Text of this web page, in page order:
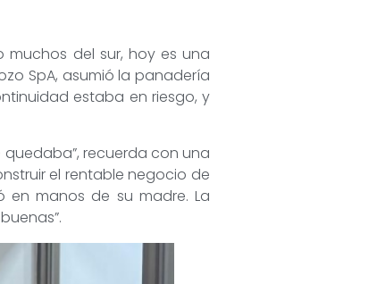
del sur, hoy es una
SpA, asumió la panadería
estaba en riesgo, y
recuerda con una
el rentable negocio de
manos de su madre. La